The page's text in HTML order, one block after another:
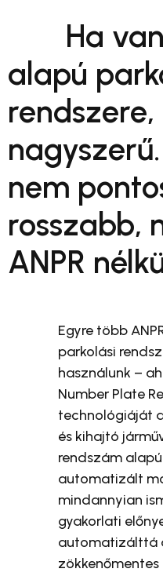
Ha
alapú
rendszere,
nem
rosszabb,
ANPR
Egyre több
parkolási
használunk –
Number Plate
technológiáját
és kihajtó
rendszám
automatizált
mindannyian
gyakorlati
automatizálttá